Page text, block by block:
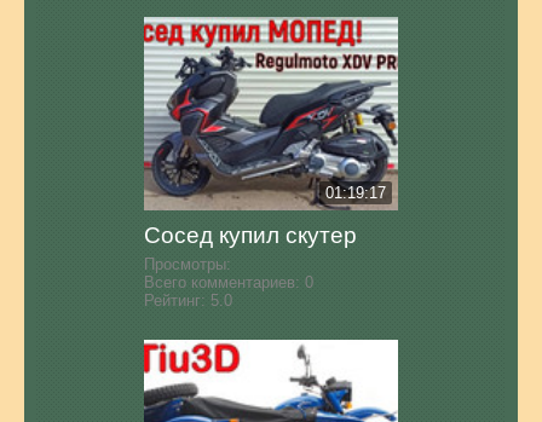
01:19:17
Сосед купил скутер
Просмотры:
Всего комментариев: 0
Рейтинг: 5.0